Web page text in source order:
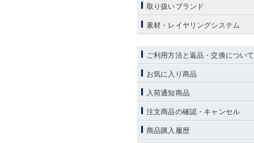
取り扱いブランド
素材・レイヤリングシステム
ご利用方法と返品・交換について
お気に入り商品
入荷通知商品
注文商品の確認・キャンセル
商品購入履歴